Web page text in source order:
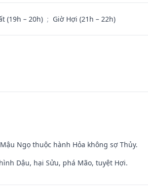
(19h – 20h) ; Giờ Hợi (21h – 22h)
Ngọ thuộc hành Hỏa không sợ Thủy.
Dậu, hại Sửu, phá Mão, tuyệt Hợi.